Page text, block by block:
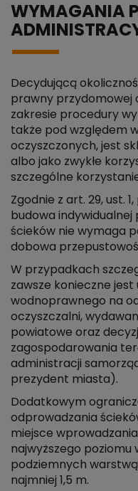
WYMAGANIA
Decydującą
prawny przydomowej
zakresie procedury
także pod względem
oczyszczonych, jest
albo jako zwykłe
szczególne
Zgodnie z art. 29, ust.
budowa
ścieków nie wymaga
dobowa
W przypadkach
zawsze konieczne
wodnoprawnego na
oczyszczalni,
powiatowe oraz
zagospodarowania
administracji
prezydent miasta).
Dodatkowym
odprowadzania
miejsce
najwyższego poziomu
podziemnych
najmniej 1,5 m.